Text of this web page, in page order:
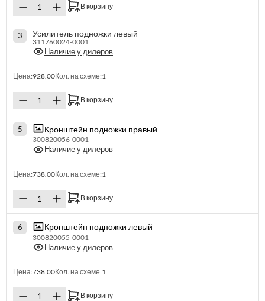
В корзину
3 Усилитель подножки левый
311760024-0001
Наличие у дилеров
Цена:928.00Кол. на схеме:1
В корзину
5 Кронштейн подножки правый
300820056-0001
Наличие у дилеров
Цена:738.00Кол. на схеме:1
В корзину
6 Кронштейн подножки левый
300820055-0001
Наличие у дилеров
Цена:738.00Кол. на схеме:1
В корзину